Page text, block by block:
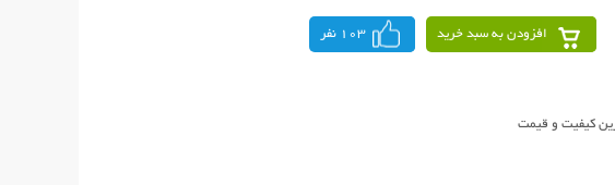
افزودن به سبد خرید 103 نفر
کیفیت و قیمت